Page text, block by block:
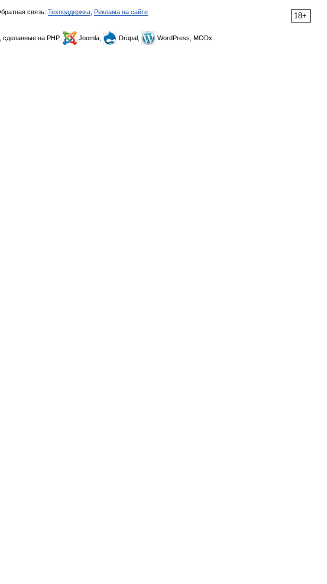
18+
связь: Техподдержка Реклама на сайте
, сделанные на PHP, Joomla, Drupal, WordPress, MODx.